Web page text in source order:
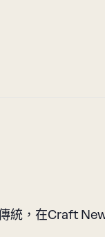
統，在Craft